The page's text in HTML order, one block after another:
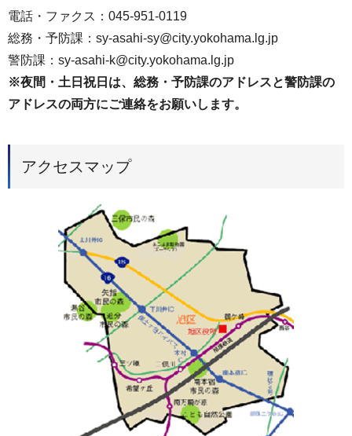
電話・ファクス：045-951-0119
総務・予防課：sy-asahi-sy@city.yokohama.lg.jp
警防課：sy-asahi-k@city.yokohama.lg.jp
※夜間・土日祝日は、総務・予防課のアドレスと警防課の
アドレスの両方にご連絡をお願いします。
アクセスマップ